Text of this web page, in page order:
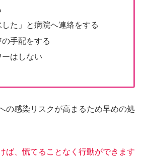
た」と病院へ連絡をする
手配をする
ーはしない
の感染リスクが高まるため早めの処
ば、慌てることなく行動ができます